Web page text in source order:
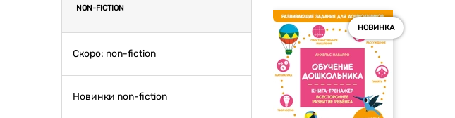
NON-FICTION
Скоро: non-fiction
Новинки non-fiction
НОВИНКА